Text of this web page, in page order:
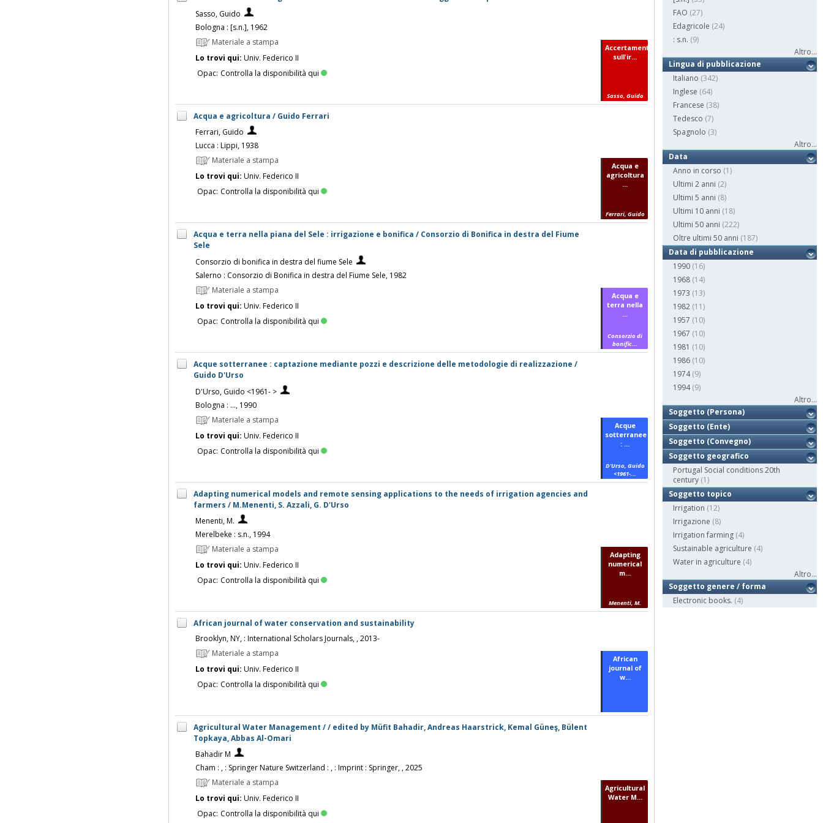
Sasso, Guido
Bologna : [s.n.], 1962
Materiale a stampa
Lo trovi qui: Univ. Federico II
Opac: Controlla la disponibilità qui
Accertamenti
sull'ir...
Sasso, Guido
Acqua e agricoltura / Guido Ferrari
Ferrari, Guido
Lucca : Lippi, 1938
Materiale a stampa
Lo trovi qui: Univ. Federico II
Opac: Controlla la disponibilità qui
Acqua e
agricoltura
...
Ferrari, Guido
Acqua e terra nella piana del Sele : irrigazione e bonifica / Consorzio di Bonifica in destra del Fiume
Sele
Consorzio di bonifica in destra del fiume Sele
Salerno : Consorzio di Bonifica in destra del Fiume Sele, 1982
Materiale a stampa
Lo trovi qui: Univ. Federico II
Opac: Controlla la disponibilità qui
Acqua e
terra nella
...
Consorzio di
bonific...
Acque sotterranee : captazione mediante pozzi e descrizione delle metodologie di realizzazione /
Guido D'Urso
D'Urso, Guido <1961- >
Bologna : ..., 1990
Materiale a stampa
Lo trovi qui: Univ. Federico II
Opac: Controlla la disponibilità qui
Acque
sotterranee
: ...
D'Urso, Guido
<1961-...
Adapting numerical models and remote sensing applications to the needs of irrigation agencies and
farmers / M.Menenti, S. Azzali, G. D'Urso
Menenti, M.
Merelbeke : s.n., 1994
Materiale a stampa
Lo trovi qui: Univ. Federico II
Opac: Controlla la disponibilità qui
Adapting
numerical
m...
Menenti, M.
African journal of water conservation and sustainability
Brooklyn, NY, : International Scholars Journals, , 2013-
Materiale a stampa
Lo trovi qui: Univ. Federico II
Opac: Controlla la disponibilità qui
African
journal of
w...
Agricultural Water Management / / edited by Müfit Bahadir, Andreas Haarstrick, Kemal Güneş, Bülent
Topkaya, Abbas Al-Omari
Bahadir M
Cham : , : Springer Nature Switzerland : , : Imprint : Springer, , 2025
Materiale a stampa
Lo trovi qui: Univ. Federico II
Opac: Controlla la disponibilità qui
Agricultural
Water M...
FAO (27)
Edagricole (24)
: s.n. (9)
Altro...
Lingua di pubblicazione
Italiano (342)
Inglese (64)
Francese (38)
Tedesco (7)
Spagnolo (3)
Altro...
Data
Anno in corso (1)
Ultimi 2 anni (2)
Ultimi 5 anni (8)
Ultimi 10 anni (18)
Ultimi 50 anni (222)
Oltre ultimi 50 anni (187)
Data di pubblicazione
1990 (16)
1968 (14)
1973 (13)
1982 (11)
1957 (10)
1967 (10)
1981 (10)
1986 (10)
1974 (9)
1994 (9)
Altro...
Soggetto (Persona)
Soggetto (Ente)
Soggetto (Convegno)
Soggetto geografico
Portugal Social conditions 20th
century (1)
Soggetto topico
Irrigation (12)
Irrigazione (8)
Irrigation farming (4)
Sustainable agriculture (4)
Water in agriculture (4)
Altro...
Soggetto genere / forma
Electronic books. (4)